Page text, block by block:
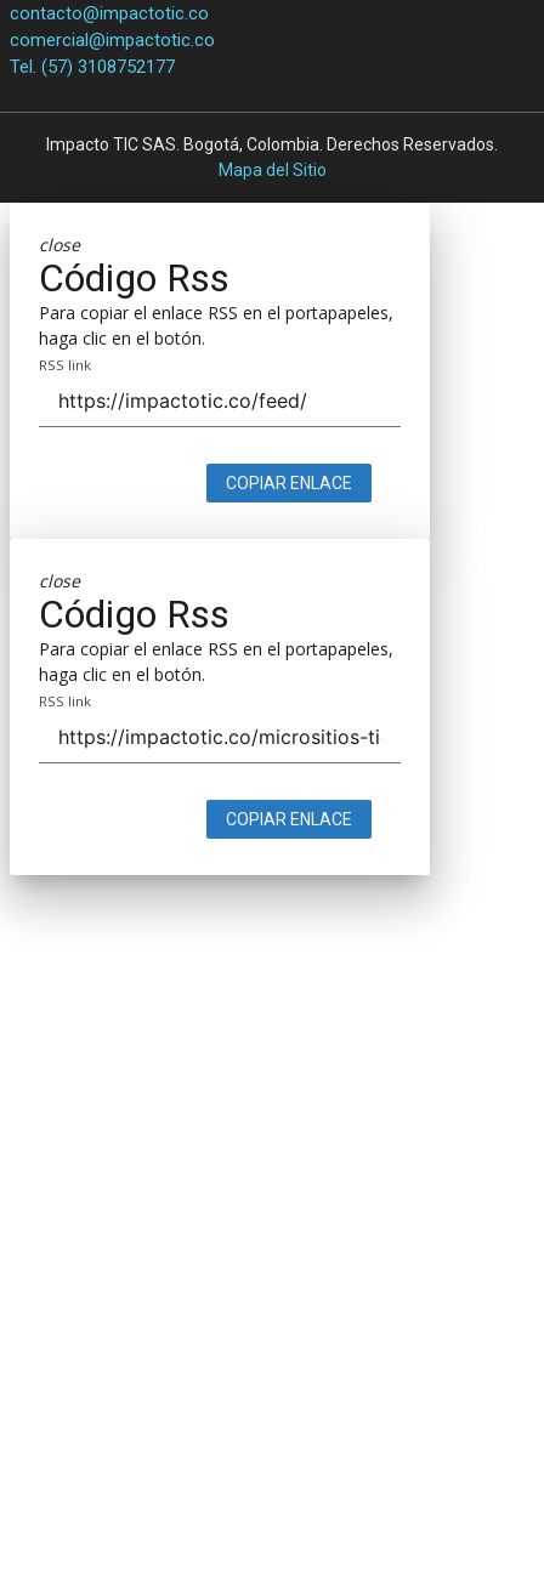
contacto@impactotic.co
comercial@impactotic.co
Tel. (57) 3108752177
Impacto TIC SAS. Bogotá, Colombia. Derechos Reservados.
Mapa del Sitio
close
Código Rss
Para copiar el enlace RSS en el portapapeles,
haga clic en el botón.
RSS link
COPIAR ENLACE
close
Código Rss
Para copiar el enlace RSS en el portapapeles,
haga clic en el botón.
RSS link
COPIAR ENLACE